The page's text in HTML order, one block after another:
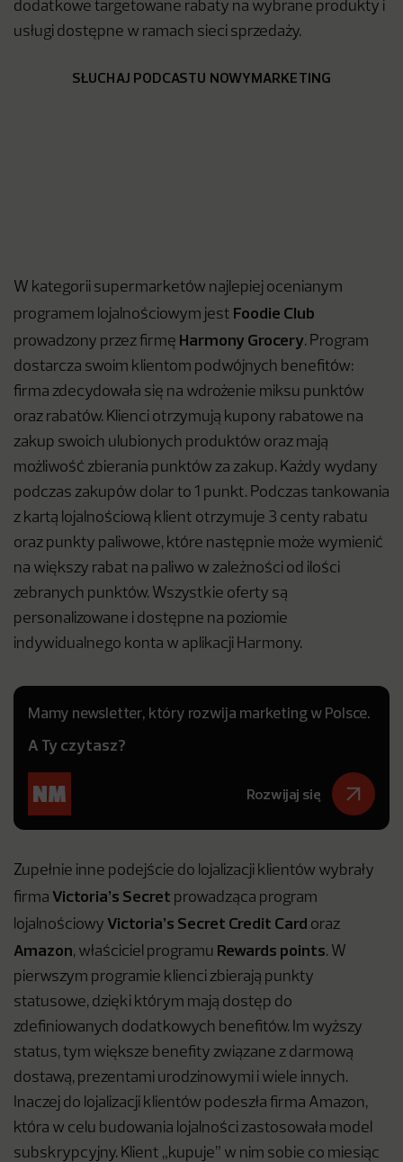
dodatkowe targetowane rabaty na wybrane produkty i
usługi dostępne w ramach sieci sprzedaży.
SŁUCHAJ PODCASTU NOWYMARKETING
W kategorii supermarketów najlepiej ocenianym
programem lojalnościowym jest Foodie Club
prowadzony przez firmę Harmony Grocery. Program
dostarcza swoim klientom podwójnych benefitów:
firma zdecydowała się na wdrożenie miksu punktów
oraz rabatów. Klienci otrzymują kupony rabatowe na
zakup swoich ulubionych produktów oraz mają
możliwość zbierania punktów za zakup. Każdy wydany
podczas zakupów dolar to 1 punkt. Podczas tankowania
z kartą lojalnościową klient otrzymuje 3 centy rabatu
oraz punkty paliwowe, które następnie może wymienić
na większy rabat na paliwo w zależności od ilości
zebranych punktów. Wszystkie oferty są
personalizowane i dostępne na poziomie
indywidualnego konta w aplikacji Harmony.
Mamy newsletter, który rozwija marketing w Polsce.
A Ty czytasz?
Rozwijaj się
Zupełnie inne podejście do lojalizacji klientów wybrały
firma Victoria’s Secret prowadząca program
lojalnościowy Victoria’s Secret Credit Card oraz
Amazon, właściciel programu Rewards points. W
pierwszym programie klienci zbierają punkty
statusowe, dzięki którym mają dostęp do
zdefiniowanych dodatkowych benefitów. Im wyższy
status, tym większe benefity związane z darmową
dostawą, prezentami urodzinowymi i wiele innych.
Inaczej do lojalizacji klientów podeszła firma Amazon,
która w celu budowania lojalności zastosowała model
subskrypcyjny. Klient „kupuje” w nim sobie co miesiąc